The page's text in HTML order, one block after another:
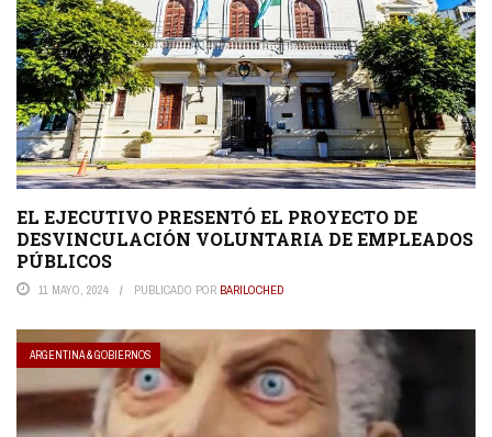
EL EJECUTIVO PRESENTÓ EL PROYECTO DE
DESVINCULACIÓN VOLUNTARIA DE EMPLEADOS
PÚBLICOS
11 MAYO, 2024 PUBLICADO POR BARILOCHED
ARGENTINA & GOBIERNOS